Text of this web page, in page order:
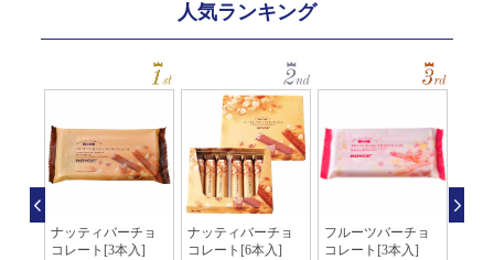
人気ランキング
ナッティバーチョ
コレート[3本入]
ナッティバーチョ
コレート[6本入]
フルーツバーチョ
コレート[3本入]